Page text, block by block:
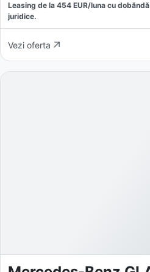
Leasing de la 454 EUR/luna cu dobăndă
juridice.
Vezi oferta